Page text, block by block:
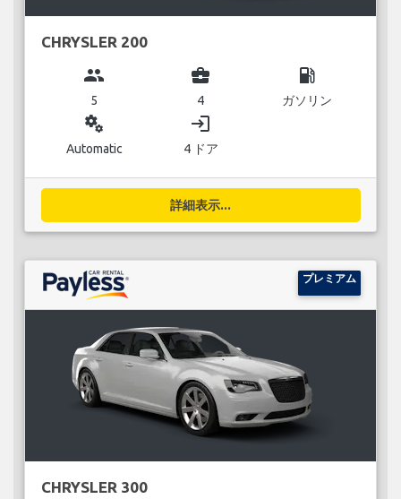
CHRYSLER 200
group
5
business_center
4
local_gas_station
ガソリン
miscellaneous_services
Automatic
login
4 ドア
詳細表示...
プレミアム
CHRYSLER 300